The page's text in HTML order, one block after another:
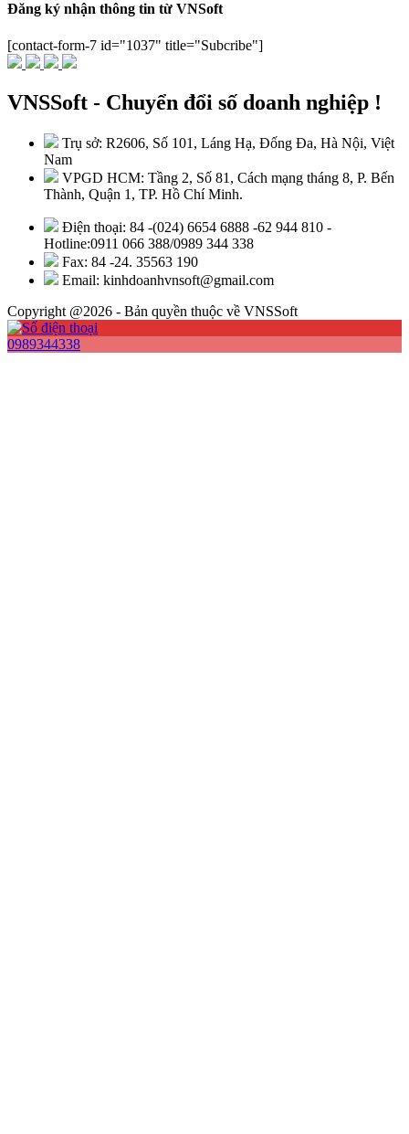
Đăng ký nhận thông tin từ VNSoft
[contact-form-7 id="1037" title="Subcribe"]
VNSSoft - Chuyển đổi số doanh nghiệp !
Trụ sở: R2606, Số 101, Láng Hạ, Đống Đa, Hà Nội, Việt
Nam
VPGD HCM: Tầng 2, Số 81, Cách mạng tháng 8, P. Bến
Thành, Quận 1, TP. Hồ Chí Minh.
Điện thoại: 84 -(024) 6654 6888 -62 944 810 -
Hotline:0911 066 388/0989 344 338
Fax: 84 -24. 35563 190
Email: kinhdoanhvnsoft@gmail.com
Copyright @2026 - Bản quyền thuộc về VNSSoft
0989344338